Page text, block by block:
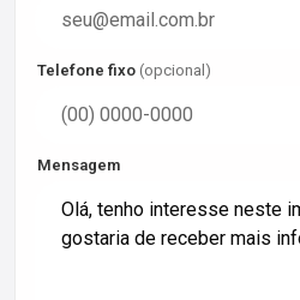
Telefone fixo (opcional)
Mensagem